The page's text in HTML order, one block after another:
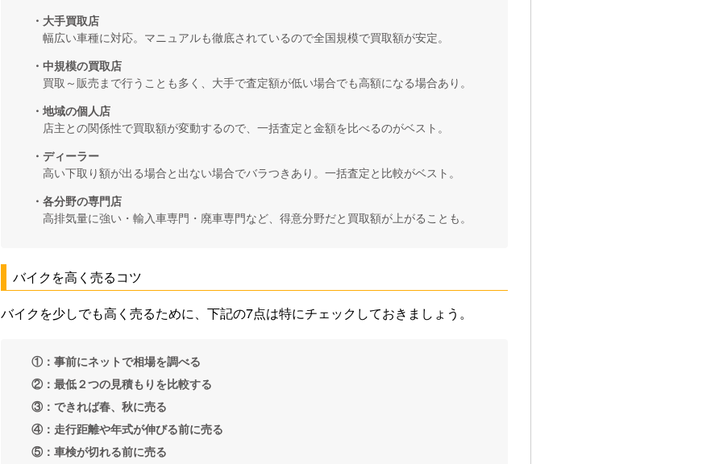
・大手買取店
幅広い車種に対応。マニュアルも徹底されているので全国規模で買取額が安定。
・中規模の買取店
買取～販売まで行うことも多く、大手で査定額が低い場合でも高額になる場合あり。
・地域の個人店
店主との関係性で買取額が変動するので、一括査定と金額を比べるのがベスト。
・ディーラー
高い下取り額が出る場合と出ない場合でバラつきあり。一括査定と比較がベスト。
・各分野の専門店
高排気量に強い・輸入車専門・廃車専門など、得意分野だと買取額が上がることも。
バイクを高く売るコツ
バイクを少しでも高く売るために、下記の7点は特にチェックしておきましょう。
①：事前にネットで相場を調べる
②：最低２つの見積もりを比較する
③：できれば春、秋に売る
④：走行距離や年式が伸びる前に売る
⑤：車検が切れる前に売る